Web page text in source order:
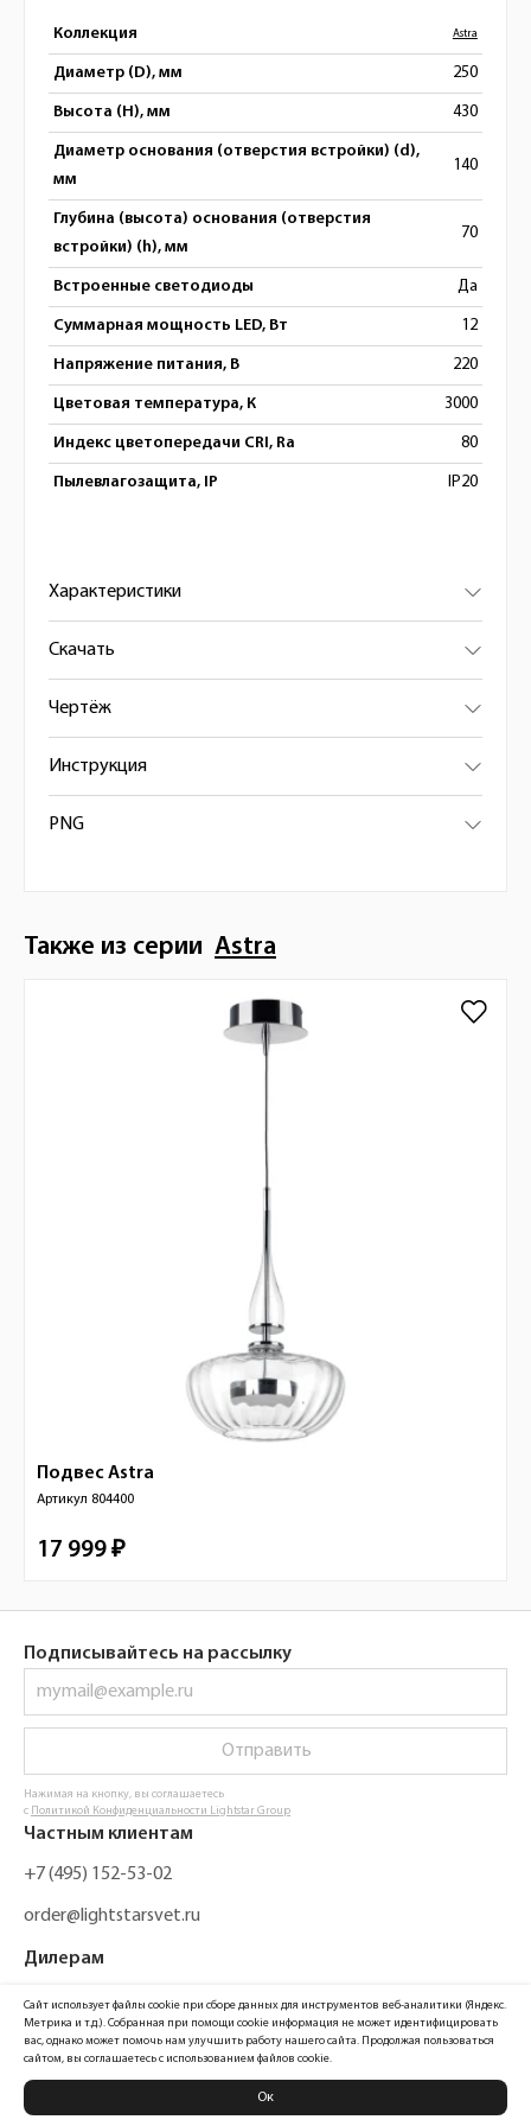
Коллекция Astra
Диаметр (D), мм 250
Высота (H), мм 430
Диаметр основания (отверстия встройки) (d),
мм
140
Глубина (высота) основания (отверстия
встройки) (h), мм
70
Встроенные светодиоды Да
Суммарная мощность LED, Вт 12
Напряжение питания, В 220
Цветовая температура, К 3000
Индекс цветопередачи CRI, Ra 80
Пылевлагозащита, IP IP20
Характеристики
Скачать
Чертёж
Инструкция
PNG
Также из серии Astra
ПодвесAstra
Артикул 804400
17 999 ₽
Подписывайтесь на рассылку
Отправить
Нажимая на кнопку, вы соглашаетесь
с Политикой Конфиденциальности Lightstar Group
Частным клиентам
+7 (495) 152-53-02
order@lightstarsvet.ru
Дилерам
+7 (495) 648-62-20
order@lst.gr
Сайт использует файлы cookie при сборе данных для инструментов веб-аналитики (Яндекс.
Метрика и т.д.). Собранная при помощи cookie информация не может идентифицировать
вас, однако может помочь нам улучшить работу нашего сайта. Продолжая пользоваться
сайтом, вы соглашаетесь с использованием файлов cookie.
Ок